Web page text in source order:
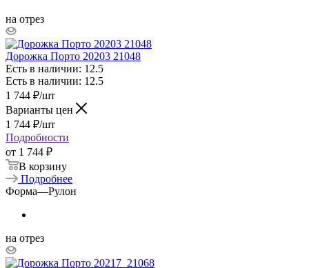
на отрез
Дорожка Порто 20203 21048
Есть в наличии: 12.5
Есть в наличии: 12.5
1 744 ₽/шт
Варианты цен
1 744 ₽/шт
Подробности
от 1 744 ₽
В корзину
Подробнее
Форма—Рулон
на отрез